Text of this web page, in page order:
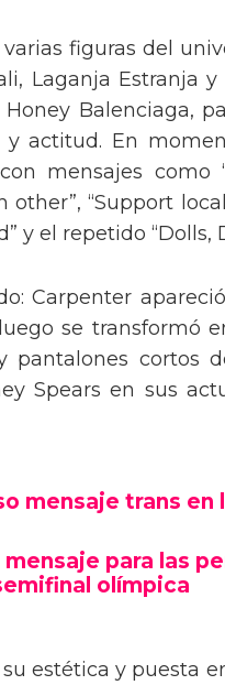
figuras del
Laganja Estranja y
Balenciaga,
actitud. En
mensajes como
other”, “Support
y el repetido “Dolls,
Carpenter
se transformó
pantalones cortos
Spears en sus
mensaje trans en
para las
olímpica
estética y puesta